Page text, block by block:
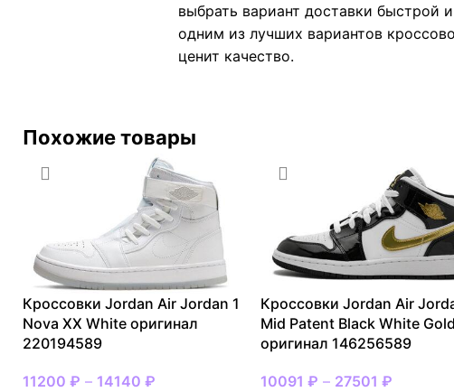
выбрать вариант доставки быстрой
одним из лучших вариантов
ценит качество.
Похожие товары
Кроссовки Jordan Air Jordan 1
Nova XX White оригинал
220194589
11200 ₽ – 14140 ₽
Кроссовки Jordan Air
Mid Patent Black White
оригинал 146256589
10091 ₽ – 27501 ₽